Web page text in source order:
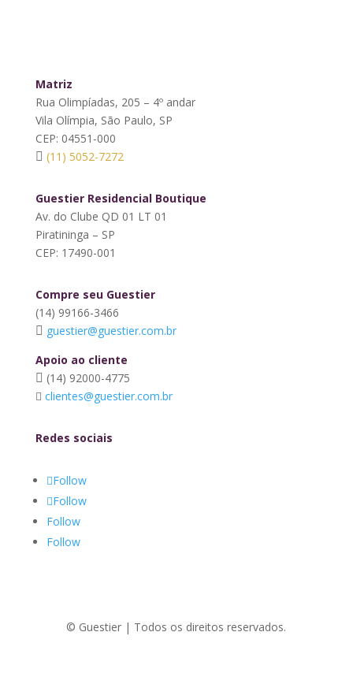
Matriz
Rua Olimpíadas, 205 – 4º andar
Vila Olímpia, São Paulo, SP
CEP: 04551-000
(11) 5052-7272
Guestier Residencial Boutique
Av. do Clube QD 01 LT 01
Piratininga – SP
CEP: 17490-001
Compre seu Guestier
(14) 99166-3466
guestier@guestier.com.br
Apoio ao cliente
(14) 92000-4775
clientes@guestier.com.br
Redes sociais
Follow
Follow
Follow
Follow
© Guestier | Todos os direitos reservados.